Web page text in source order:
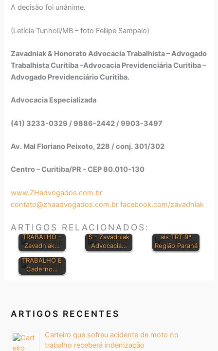
A decisão foi unânime.
(Letícia Tunholi/MB – foto Fellipe Sampaio)
Zavadniak & Honorato Advocacia Trabalhista – Advogado
Trabalhista Curitiba –Advocacia Previdenciária Curitiba –
Advogado Previdenciário Curitiba.
Advocacia Especializada
(41) 3233-0329 / 9886-2442 / 9903-3497
Av. Mal Floriano Peixoto, 228 / conj. 301/302
Centro – Curitiba/PR – CEP 80.010-130
www.ZHadvogados.com.br
contato@zhaadvogados.com.br facebook.com/zavadniak
ARTIGOS RELACIONADOS:
CONSOLIDAÇ
DO
TRABALHO -
Zavadniak…
TRABALHISTA
S - Zavadniak
Advocacia…
ais TRT 9ª
Região Paraná
DIÁRIO
ELETRÔNICO
DA JUSTIÇA
DO
TRABALHO E
Caderno…
ARTIGOS RECENTES
Carteiro que sofreu acidente de moto no
trabalho receberá indenização